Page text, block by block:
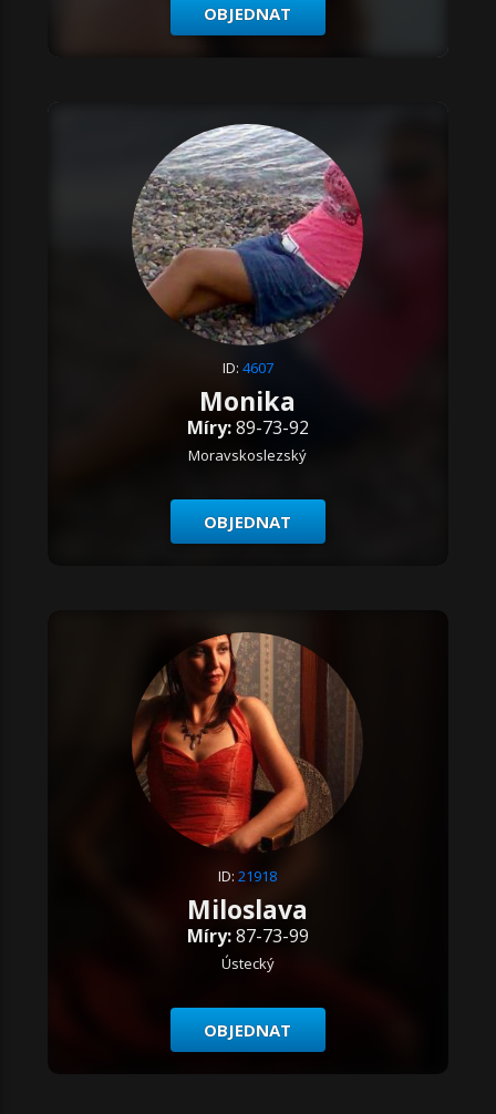
OBJEDNAT
ID: 4607
Monika
Míry:89-73-92
Moravskoslezský
OBJEDNAT
ID:21918
Miloslava
Míry:87-73-99
Ústecký
OBJEDNAT